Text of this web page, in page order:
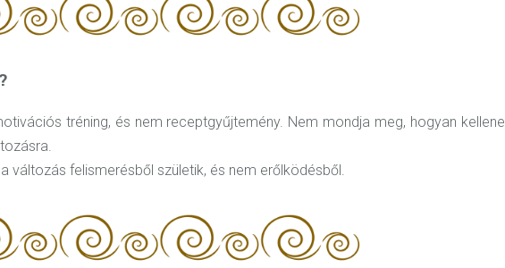
tréning, és nem receptgyűjtemény. Nem mondja meg, hogyan kellene
változás felismerésből születik, és nem erőlködésből.